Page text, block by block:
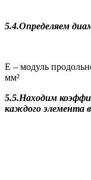
5.4.Определяем
Е – модуль
мм²
5.5.Находим
каждого элемента